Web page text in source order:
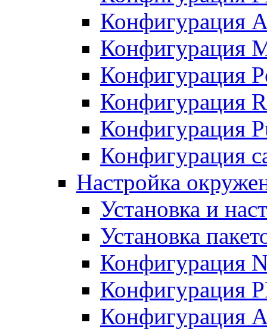
Конфигурация
Конфигурация
Конфигурация
Конфигурация
Конфигурация
Конфигурация
Настройка
Установка и
Установка
Конфигурация
Конфигурация
Конфигурация